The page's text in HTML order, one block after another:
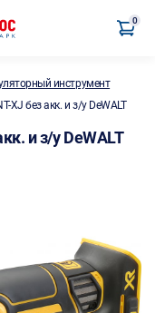
0
инструмент
XJ без акк. и з/у DeWALT
и з/у DeWALT